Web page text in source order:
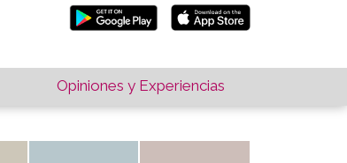
Opiniones y Experiencias